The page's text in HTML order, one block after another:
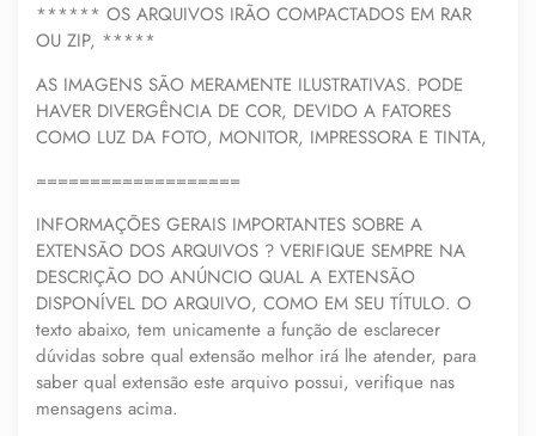
****** OS ARQUIVOS IRÃO COMPACTADOS EM RAR
OU ZIP, *****
AS IMAGENS SÃO MERAMENTE ILUSTRATIVAS. PODE
HAVER DIVERGÊNCIA DE COR, DEVIDO A FATORES
COMO LUZ DA FOTO, MONITOR, IMPRESSORA E TINTA,
===================
INFORMAÇÕES GERAIS IMPORTANTES SOBRE A
EXTENSÃO DOS ARQUIVOS ? VERIFIQUE SEMPRE NA
DESCRIÇÃO DO ANÚNCIO QUAL A EXTENSÃO
DISPONÍVEL DO ARQUIVO, COMO EM SEU TÍTULO. O
texto abaixo, tem unicamente a função de esclarecer
dúvidas sobre qual extensão melhor irá lhe atender, para
saber qual extensão este arquivo possui, verifique nas
mensagens acima.